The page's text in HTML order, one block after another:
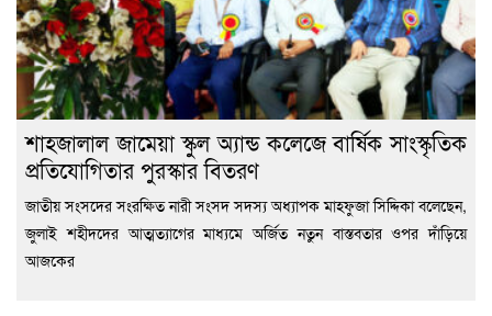
শাহজালাল জামেয়া স্কুল অ্যান্ড কলেজে বার্ষিক সাংস্কৃতিক
প্রতিযোগিতার পুরস্কার বিতরণ
জাতীয় সংসদের সংরক্ষিত নারী সংসদ সদস্য অধ্যাপক মাহফুজা সিদ্দিকা বলেছেন,
জুলাই শহীদদের আত্মত্যাগের মাধ্যমে অর্জিত নতুন বাস্তবতার ওপর দাঁড়িয়ে
আজকের